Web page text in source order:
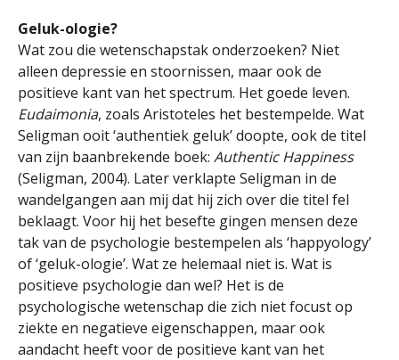
Geluk-ologie?
Wat zou die wetenschapstak onderzoeken? Niet
alleen depressie en stoornissen, maar ook de
positieve kant van het spectrum. Het goede leven.
Eudaimonia, zoals Aristoteles het bestempelde. Wat
Seligman ooit ‘authentiek geluk’ doopte, ook de titel
van zijn baanbrekende boek: Authentic Happiness
(Seligman, 2004). Later verklapte Seligman in de
wandelgangen aan mij dat hij zich over die titel fel
beklaagt. Voor hij het besefte gingen mensen deze
tak van de psychologie bestempelen als ‘happyology’
of ‘geluk-ologie’. Wat ze helemaal niet is. Wat is
positieve psychologie dan wel? Het is de
psychologische wetenschap die zich niet focust op
ziekte en negatieve eigenschappen, maar ook
aandacht heeft voor de positieve kant van het